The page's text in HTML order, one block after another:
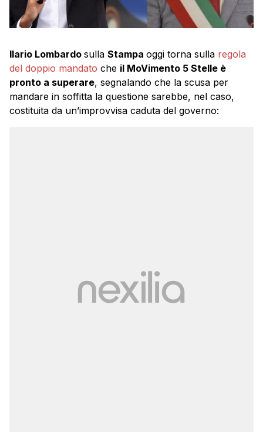
Ilario Lombardo sulla Stampa oggi torna sulla regola
del doppio mandato che il MoVimento 5 Stelle è
pronto a superare, segnalando che la scusa per
mandare in soffitta la questione sarebbe, nel caso,
costituita da un’improvvisa caduta del governo: